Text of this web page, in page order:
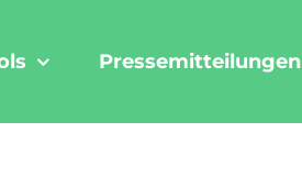
Pressemitteilungen